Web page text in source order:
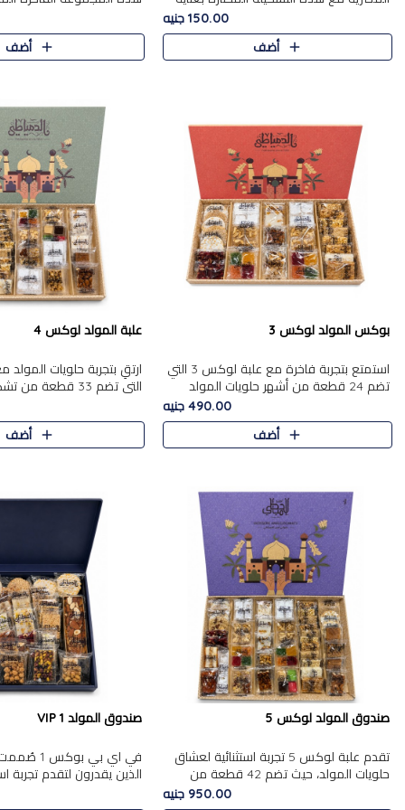
من 9 قطع. تتضمن التشكيلة جوزرية مع
فول،ملبان سادة، ملبان
150.00 جنيه
أضف
قطعة، والتي تم اختيارها
تشكيلة واسعة من الحلويات
المفضلة. تشمل المجموعة
أضف
بوكس المولد لوكس 3
استمتع بتجربة فاخرة مع علبة لوكس 3 التي
تضم 24 قطعة من أشهر حلويات المولد
الشرقية المختارة بعناية. تحتوي التشكيلة على
الجزرية بالفول، والملب..
490.00 جنيه
أضف
علبة المولد لوكس 4
التي تضم 33 قطعة
ومتنوعة من أشهر
العلبة على الجزرية بالفول،..
أضف
صندوق المولد لوكس 5
تقدم علبة لوكس 5 تجربة استثنائية لعشاق
حلويات المولد، حيث تضم 42 قطعة من
تشكيلة فاخرة تجمع بين أشهر الأصناف
950.00 جنيه
صندوق المولد VIP 1
في اي بي
الذين يقدرون لتقدم تجربة
تجمع بين أفخر حلويات